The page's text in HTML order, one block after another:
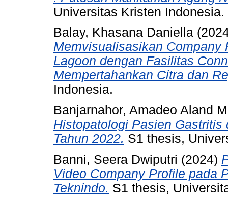
Universitas Kristen Indonesia.
Balay, Khasana Daniella
Memvisualisasikan Company
Lagoon dengan Fasilitas
Mempertahankan Citra dan
Indonesia.
Banjarnahor, Amadeo Aland
Histopatologi Pasien
Tahun 2022. S1 thesis,
Banni, Seera Dwiputri (2024)
Video Company Profile pada
Teknindo. S1 thesis,